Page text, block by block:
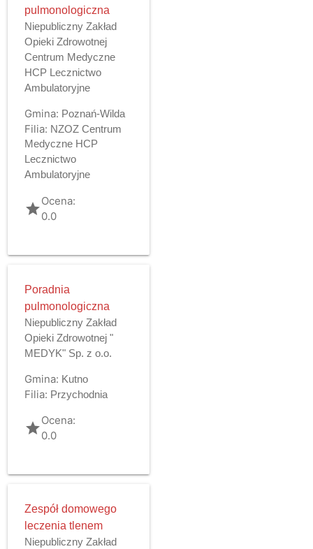
pulmonologiczna
Niepubliczny Zakład
Opieki Zdrowotnej
Centrum Medyczne
HCP Lecznictwo
Ambulatoryjne
Gmina: Poznań-Wilda
Filia: NZOZ Centrum
Medyczne HCP
Lecznictwo
Ambulatoryjne
gradeOcena:
0.0
Poradnia
pulmonologiczna
Niepubliczny Zakład
Opieki Zdrowotnej "
MEDYK" Sp. z o.o.
Gmina: Kutno
Filia: Przychodnia
gradeOcena:
0.0
Zespół domowego
leczenia tlenem
Niepubliczny Zakład